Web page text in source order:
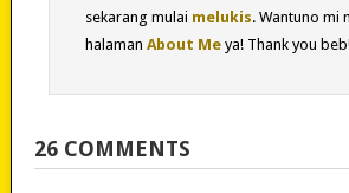
sekarang mulai melukis. Wantuno mi
halaman About Meya! Thank you
26 COMMENTS